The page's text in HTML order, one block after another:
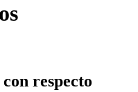
respecto